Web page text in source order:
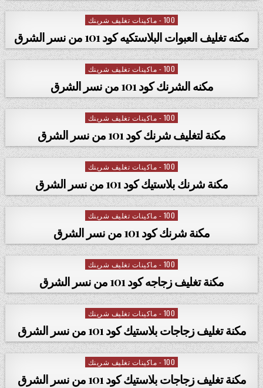
Posted in
100 - ماكينات تغليف شرينك
مكنه تغليف العبوات البلاستكيه كود 101 من نسر الشرق
Posted in
100 - ماكينات تغليف شرينك
مكنه الشرنك كود 101 من نسر الشرق
Posted in
100 - ماكينات تغليف شرينك
مكنة لتغليف شرنك كود 101 من نسر الشرق
Posted in
100 - ماكينات تغليف شرينك
مكنة شرنك بلاستيك كود 101 من نسر الشرق
Posted in
100 - ماكينات تغليف شرينك
مكنة شرنك كود 101 من نسر الشرق
Posted in
100 - ماكينات تغليف شرينك
مكنة تغليف زجاجه كود 101 من نسر الشرق
Posted in
100 - ماكينات تغليف شرينك
مكنة تغليف زجاجات بلاستيك كود 101 من نسر الشرق
Posted in
100 - ماكينات تغليف شرينك
مكنة تغليف زجاجات بلاستيك كود 101 من نسر الشرق